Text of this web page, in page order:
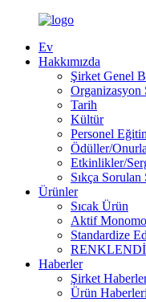
Ev
Hakkımızda
Şirket Genel
Organizasyon
Tarih
Kültür
Personel
Ödüller/
Etkinlikler/
Sıkça Sorulan
Ürünler
Sıcak Ürün
Aktif
Standardize
Haberler
Şirket
Ürün Haberleri